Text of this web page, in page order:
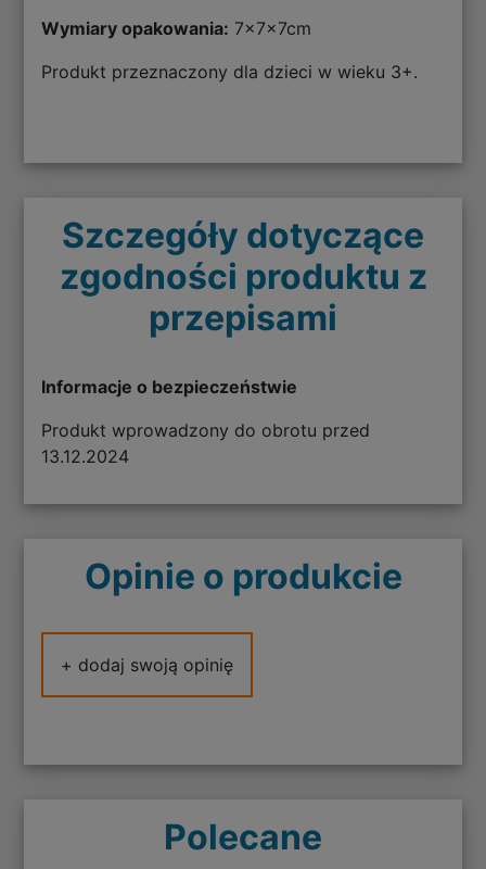
Wymiary opakowania: 7x7x7cm
Produkt przeznaczony dla dzieci w wieku 3+.
Szczegóły dotyczące
zgodności produktu z
przepisami
Informacje o bezpieczeństwie
Produkt wprowadzony do obrotu przed
13.12.2024
Opinie o produkcie
+ dodaj swoją opinię
Polecane